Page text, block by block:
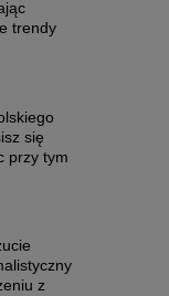
trendy
się
przy tym
z